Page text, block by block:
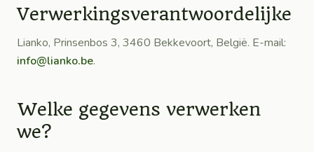
Verwerkingsverantwoordelijke
Lianko, Prinsenbos 3, 3460 Bekkevoort, België. E-mail:
info@lianko.be.
Welke gegevens verwerken
we?